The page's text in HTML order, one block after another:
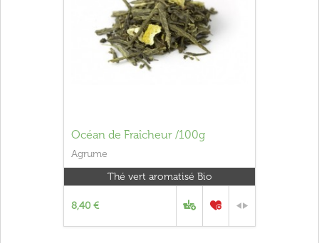
Océan de Fraîcheur /100g
Agrume
Thé vert aromatisé Bio
8,40 €